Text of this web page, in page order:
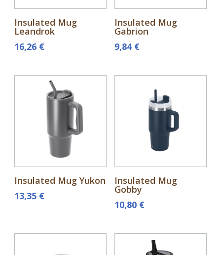
Insulated Mug
Leandrok
16,26 €
Insulated Mug
Gabrion
9,84 €
Insulated Mug Yukon
13,35 €
Insulated Mug
Gobby
10,80 €